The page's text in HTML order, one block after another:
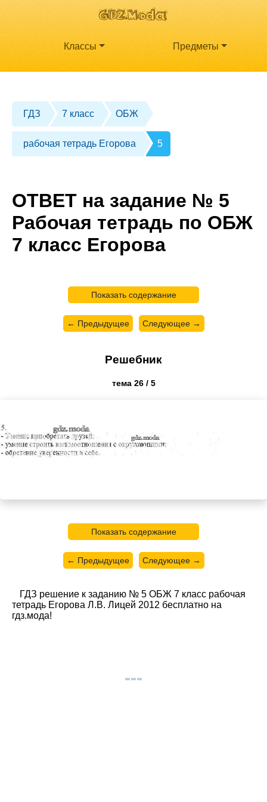
Классы Предметы
ГДЗ 7 класс ОБЖ
рабочая тетрадь Егорова 5
ОТВЕТ на задание № 5
Рабочая тетрадь по ОБЖ
7 класс Егорова
Показать содержание
← Предыдущее Следующее →
Решебник
тема 26 / 5
Показать содержание
← Предыдущее Следующее →
ГДЗ решение к заданию № 5 ОБЖ 7 класс рабочая
тетрадь Егорова Л.В. Лицей 2012 бесплатно на
гдз.мода!